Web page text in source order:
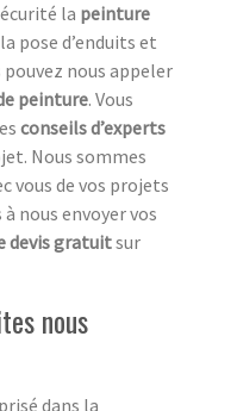
la peinture
pose d’enduits et
nous appeler
peinture. Vous
conseils d’experts
Nous sommes
vous de vos projets
nous envoyer vos
devis gratuitsur
nous
dans la